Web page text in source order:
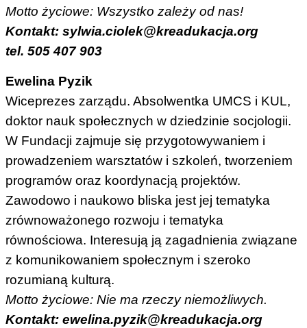
Motto życiowe: Wszystko zależy od nas!
Kontakt: sylwia.ciolek@kreadukacja.org
tel. 505 407 903
Ewelina Pyzik
Wiceprezes zarządu. Absolwentka UMCS i KUL,
doktor nauk społecznych w dziedzinie socjologii.
W Fundacji zajmuje się przygotowywaniem i
prowadzeniem warsztatów i szkoleń, tworzeniem
programów oraz koordynacją projektów.
Zawodowo i naukowo bliska jest jej tematyka
zrównoważonego rozwoju i tematyka
równościowa. Interesują ją zagadnienia związane
z komunikowaniem społecznym i szeroko
rozumianą kulturą.
Motto życiowe: Nie ma rzeczy niemożliwych.
Kontakt: ewelina.pyzik@kreadukacja.org